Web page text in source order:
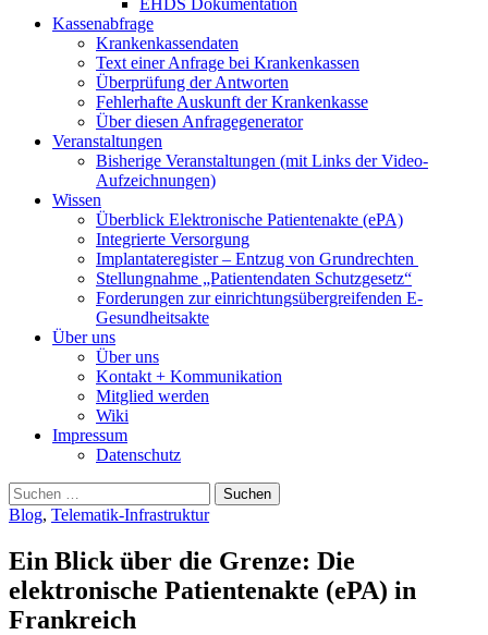
EHDS Dokumentation
Kassenabfrage
Krankenkassendaten
Text einer Anfrage bei Krankenkassen
Überprüfung der Antworten
Fehlerhafte Auskunft der Krankenkasse
Über diesen Anfragegenerator
Veranstaltungen
Bisherige Veranstaltungen (mit Links der Video-
Aufzeichnungen)
Wissen
Überblick Elektronische Patientenakte (ePA)
Integrierte Versorgung
Implantateregister – Entzug von Grundrechten
Stellungnahme „Patientendaten Schutzgesetz“
Forderungen zur einrichtungsübergreifenden E-
Gesundheitsakte
Über uns
Über uns
Kontakt + Kommunikation
Mitglied werden
Wiki
Impressum
Datenschutz
Suchen
nach:
Blog, Telematik-Infrastruktur
Ein Blick über die Grenze: Die
elektronische Patientenakte (ePA) in
Frankreich